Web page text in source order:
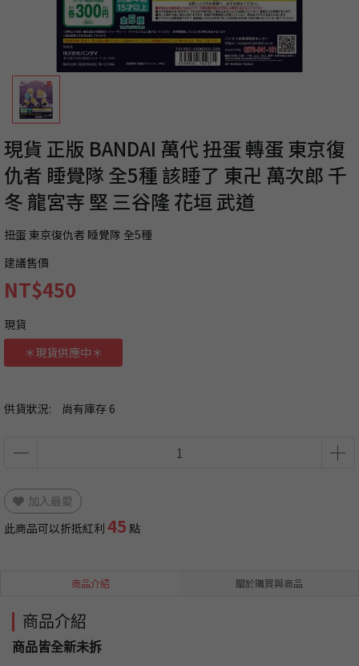
現貨 正版 BANDAI 萬代 扭蛋 轉蛋 東京復
仇者 睡覺隊 全5種 該睡了 東卍 萬次郎 千
冬 龍宮寺 堅 三谷隆 花垣 武道
扭蛋 東京復仇者 睡覺隊 全5種
建議售價
NT$450
供貨狀況: 尚有庫存 6
現貨
＊現貨供應中＊
加入最愛
此商品可以折抵紅利 45 點
商品介紹 關於購買與商品
商品介紹
商品皆全新未拆